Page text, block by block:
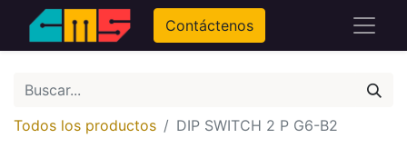
Contáctenos
Todos los productos DIP SWITCH 2 P G6-B2